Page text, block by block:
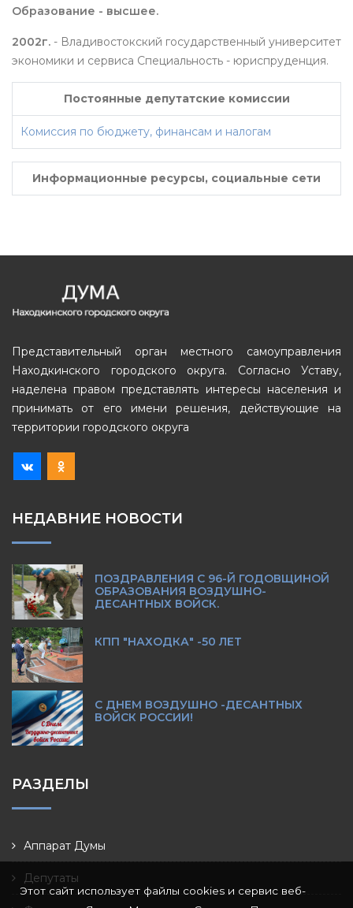
Образование - высшее.
2002г. - Владивостокский государственный университет
экономики и сервиса Специальность - юриспруденция.
Постоянные депутатские комиссии
Комиссия по бюджету, финансам и налогам
Информационные ресурсы, социальные сети
Представительный орган местного самоуправления
Находкинского городского округа. Согласно Уставу,
наделена правом представлять интересы населения и
принимать от его имени решения, действующие на
территории городского округа
НЕДАВНИЕ НОВОСТИ
ПОЗДРАВЛЕНИЯ С 96-Й ГОДОВЩИНОЙ
ОБРАЗОВАНИЯ ВОЗДУШНО-
ДЕСАНТНЫХ ВОЙСК.
КПП "НАХОДКА" -50 ЛЕТ
С ДНЕМ ВОЗДУШНО -ДЕСАНТНЫХ
ВОЙСК РОССИИ!
РАЗДЕЛЫ
Аппарат Думы
Депутаты
Этот сайт использует файлы cookies и сервис веб-